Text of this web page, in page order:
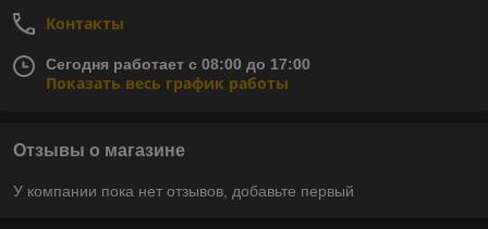
Контакты
Сегодня работает с 08:00 до 17:00
Показать весь график работы
Отзывы о магазине
У компании пока нет отзывов, добавьте первый